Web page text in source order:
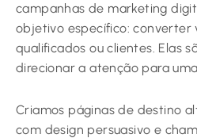
campanhas de marketing
objetivo específico: converter
qualificados ou clientes. Elas
direcionar a atenção para
Criamos páginas de destino
com design persuasivo e